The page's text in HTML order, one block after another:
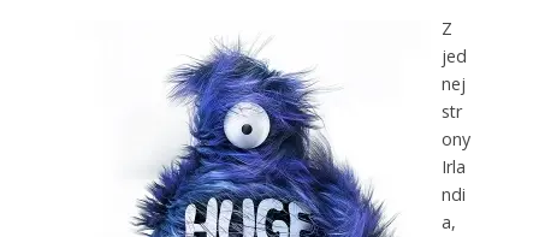
Z
jed
nej
str
ony
Irla
ndi
a,